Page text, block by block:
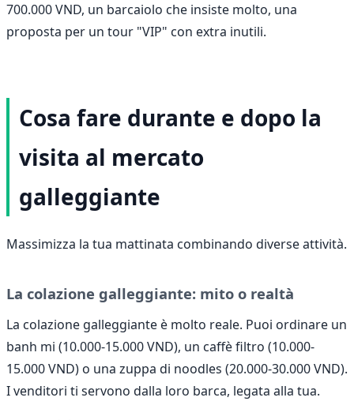
700.000 VND, un barcaiolo che insiste molto, una
proposta per un tour "VIP" con extra inutili.
Cosa fare durante e dopo la
visita al mercato
galleggiante
Massimizza la tua mattinata combinando diverse attività.
La colazione galleggiante: mito o realtà
La colazione galleggiante è molto reale. Puoi ordinare un
banh mi (10.000-15.000 VND), un caffè filtro (10.000-
15.000 VND) o una zuppa di noodles (20.000-30.000 VND).
I venditori ti servono dalla loro barca, legata alla tua.